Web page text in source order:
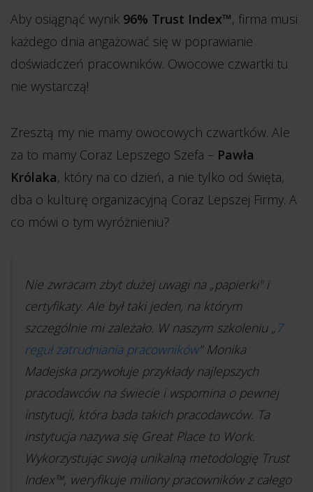
Aby osiągnąć wynik 96% Trust Index™, firma musi
każdego dnia angażować się w poprawianie
doświadczeń pracowników. Owocowe czwartki tu
nie wystarczą!
Zresztą my nie mamy owocowych czwartków. Ale
za to mamy Coraz Lepszego Szefa – Pawła
Królaka, który na co dzień, a nie tylko od święta,
dba o kulturę organizacyjną Coraz Lepszej Firmy. A
co mówi o tym wyróżnieniu?
Nie zwracam zbyt dużej uwagi na „papierki" i
certyfikaty. Ale był taki jeden, na którym
szczególnie mi zależało. W naszym szkoleniu „7
reguł zatrudniania pracowników" Monika
Madejska przywołuje przykłady najlepszych
pracodawców na świecie i wspomina o pewnej
instytucji, która bada takich pracodawców. Ta
instytucja nazywa się Great Place to Work.
Wykorzystując swoją unikalną metodologię Trust
Index™, weryfikuje miliony pracowników z całego